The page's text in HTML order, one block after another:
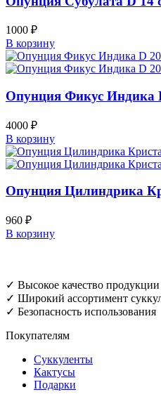
1000 ₽
В корзину
Опунция Фикус Индика
4000 ₽
В корзину
Опунция Цилиндрика
960 ₽
В корзину
✓ Высокое качество продукции
✓ Широкий ассортимент
✓ Безопасность использования
Покупателям
Суккуленты
Кактусы
Подарки